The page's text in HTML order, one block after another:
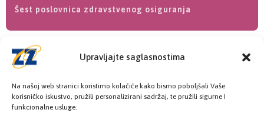
Upravljajte saglasnostima
Na našoj web stranici koristimo kolačiće kako bismo poboljšali Vaše
korisničko iskustvo, pružili personalizirani sadržaj, te pružili sigurne I
funkcionalne usluge.
Šest poslovnica zdravstvenog osiguranja
KONTAKT INFORMACIJE
Pozovite nas